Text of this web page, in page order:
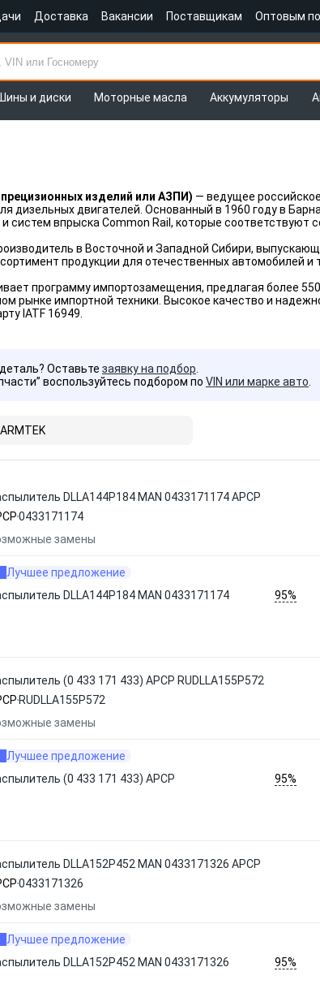
Доставка Вакансии Поставщикам Оптовым
и диски Моторные масла Аккумуляторы
изделий или АЗПИ) — ведущее
дизельных двигателей. Основанный в 1960 году в
систем впрыска Common Rail, которые соответствуют
в Восточной и Западной Сибири,
продукции для отечественных автомобилей и
программу импортозамещения, предлагая более
рынке импортной техники. Высокое качество и
IATF 16949.
Оставьте заявку на подбор
воспользуйтесь подбором по VIN или марке авто
DLLA144P184 MAN 0433171174 APCP
0433171174
замены
Лучшее предложение
DLLA144P184 MAN 0433171174
95%
(0 433 171 433) APCP RUDLLA155P572
RUDLLA155P572
замены
Лучшее предложение
(0 433 171 433) APCP
95%
DLLA152P452 MAN 0433171326 APCP
0433171326
замены
Лучшее предложение
DLLA152P452 MAN 0433171326
95%